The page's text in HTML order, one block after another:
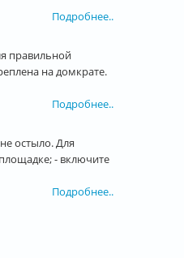
Подробнее..
правильной
на домкрате.
Подробнее..
остыло. Для
- включите
Подробнее..